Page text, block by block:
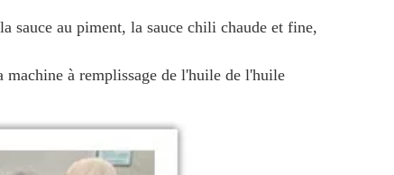
sauce au piment, la sauce chili chaude et fine,
machine à remplissage de l'huile de l'huile